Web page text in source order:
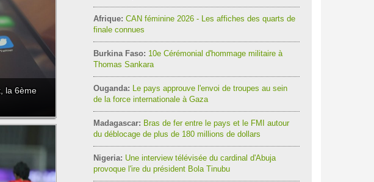
la 6ème
Afrique: CAN féminine 2026 - Les affiches des quarts de
finale connues
Burkina Faso: 10e Cérémonial d'hommage militaire à
Thomas Sankara
Ouganda: Le pays approuve l'envoi de troupes au sein
de la force internationale à Gaza
Madagascar: Bras de fer entre le pays et le FMI autour
du déblocage de plus de 180 millions de dollars
Nigeria: Une interview télévisée du cardinal d'Abuja
provoque l'ire du président Bola Tinubu